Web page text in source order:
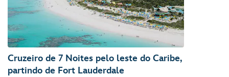
Cruzeiro de 7 Noites pelo leste do Caribe,
partindo de Fort Lauderdale